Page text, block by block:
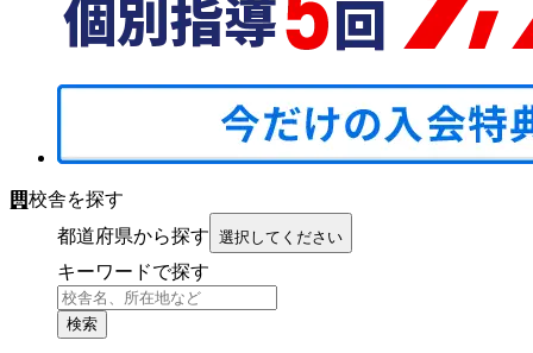
校舎を探す
都道府県から探す 選択してください
キーワードで探す
検索